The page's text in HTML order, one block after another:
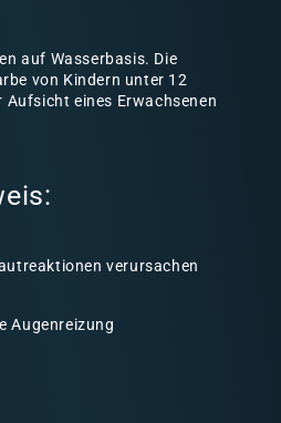
auf Wasserbasis. Die
von Kindern unter 12
eines Erwachsenen
verursachen
Augenreizung